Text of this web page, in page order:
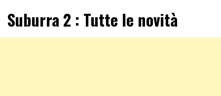
Suburra 2 : Tutte le novità